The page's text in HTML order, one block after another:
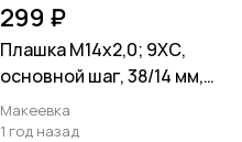
299 ₽
Плашка М14х2,0; 9ХС,
основной шаг, 38/14 мм,
ГОСТ 7740-71, сделано в
СССР.
Макеевка
1 год назад